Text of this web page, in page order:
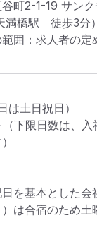
町2-1-19 サン
満橋駅　徒歩3分）
囲：求人者の定
は土日祝日）
下限日数は、
を基本とした会
は合宿のため土